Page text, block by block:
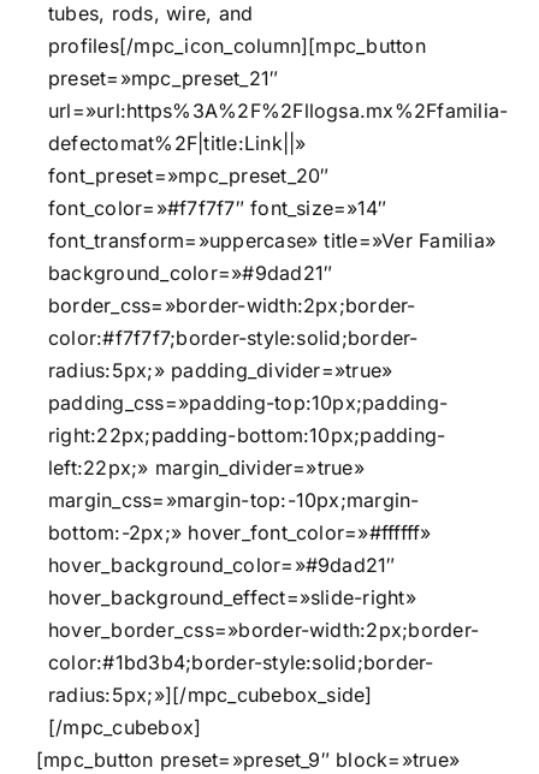
tubes, rods, wire, and
profiles[/mpc_icon_column][mpc_button
preset=»mpc_preset_21″
url=»url:https%3A%2F%2Fllogsa.mx%2Ffamilia-
defectomat%2F|title:Link||»
font_preset=»mpc_preset_20″
font_color=»#f7f7f7″ font_size=»14″
font_transform=»uppercase» title=»Ver Familia»
background_color=»#9dad21″
border_css=»border-width:2px;border-
color:#f7f7f7;border-style:solid;border-
radius:5px;» padding_divider=»true»
padding_css=»padding-top:10px;padding-
right:22px;padding-bottom:10px;padding-
left:22px;» margin_divider=»true»
margin_css=»margin-top:-10px;margin-
bottom:-2px;» hover_font_color=»#ffffff»
hover_background_color=»#9dad21″
hover_background_effect=»slide-right»
hover_border_css=»border-width:2px;border-
color:#1bd3b4;border-style:solid;border-
radius:5px;»][/mpc_cubebox_side]
[/mpc_cubebox]
[mpc_button preset=»preset_9″ block=»true»